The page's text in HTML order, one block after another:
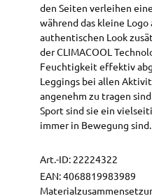
den Seiten verleihen
während das kleine
authentischen Look
der CLIMACOOL
Feuchtigkeit effektiv
Leggings bei allen
angenehm zu tragen
Sport sind sie ein
immer in Bewegung sind.
Art.-ID: 22224322
EAN:4068819983989